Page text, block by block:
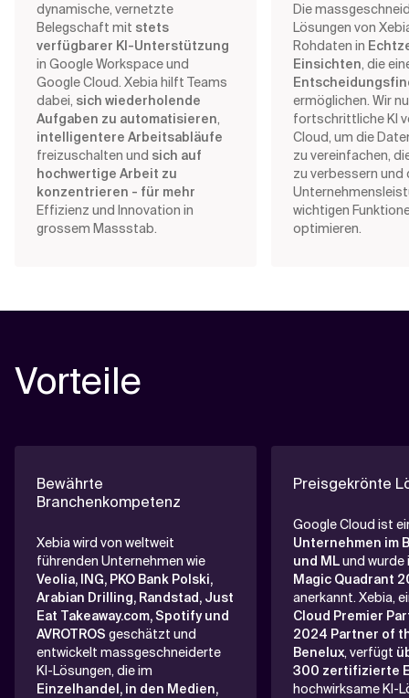
dynamische, vernetzte
Belegschaft mit stets
verfügbarer KI-Unterstützung
in Google Workspace und
Google Cloud. Xebia hilft Teams
dabei, sich wiederholende
Aufgaben zu automatisieren,
intelligentere Arbeitsabläufe
freizuschalten und sich auf
hochwertige Arbeit zu
konzentrieren - für mehr
Effizienz und Innovation in
grossem Massstab.
Die
Lösungen von
Rohdaten in
Einsichten, die
ermöglichen. Wir
fortschrittliche KI
Cloud, um die
zu vereinfachen,
zu verbessern und
wichtigen
optimieren.
Vorteile
Bewährte
Branchenkompetenz
Xebia wird von weltweit
führenden Unternehmen wie
Veolia, ING, PKO Bank Polski,
Arabian Drilling, Randstad, Just
Eat Takeaway.com, Spotify und
AVROTROS geschätzt und
entwickelt massgeschneiderte
KI-Lösungen, die im
Einzelhandel, in den Medien,
Preisgekrönte
Google Cloud ist
Unternehmen im
und MLund
Magic Quadrant
anerkannt. Xebia,
Cloud Premier
2024 Partner of
Benelux, verfügt
300 zertifizierte
hochwirksame KI-